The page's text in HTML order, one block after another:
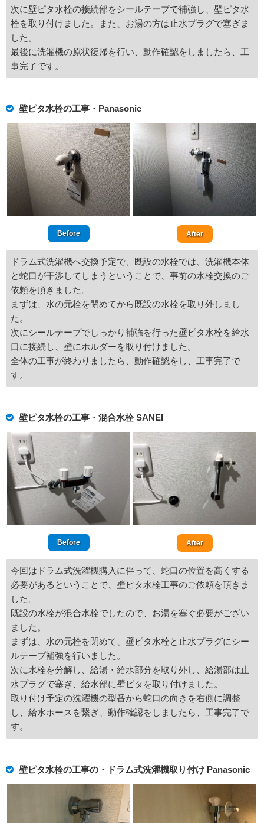
次に壁ピタ水栓の接続部をシールテープで補強し、壁ピタ水
栓を取り付けました。また、お湯の方は止水プラグで塞ぎま
した。
最後に洗濯機の原状復帰を行い、動作確認をしましたら、工
事完了です。
壁ピタ水栓の工事・Panasonic
Before After
ドラム式洗濯機へ交換予定で、既設の水栓では、洗濯機本体
と蛇口が干渉してしまうということで、事前の水栓交換のご
依頼を頂きました。
まずは、水の元栓を閉めてから既設の水栓を取り外しまし
た。
次にシールテープでしっかり補強を行った壁ピタ水栓を給水
口に接続し、壁にホルダーを取り付けました。
全体の工事が終わりましたら、動作確認をし、工事完了で
す。
壁ピタ水栓の工事・混合水栓 SANEI
Before After
今回はドラム式洗濯機購入に伴って、蛇口の位置を高くする
必要があるということで、壁ピタ水栓工事のご依頼を頂きま
した。
既設の水栓が混合水栓でしたので、お湯を塞ぐ必要がござい
ました。
まずは、水の元栓を閉めて、壁ピタ水栓と止水プラグにシー
ルテープ補強を行いました。
次に水栓を分解し、給湯・給水部分を取り外し、給湯部は止
水プラグで塞ぎ、給水部に壁ピタを取り付けました。
取り付け予定の洗濯機の型番から蛇口の向きを右側に調整
し、給水ホースを繋ぎ、動作確認をしましたら、工事完了で
す。
壁ピタ水栓の工事の・ドラム式洗濯機取り付け Panasonic